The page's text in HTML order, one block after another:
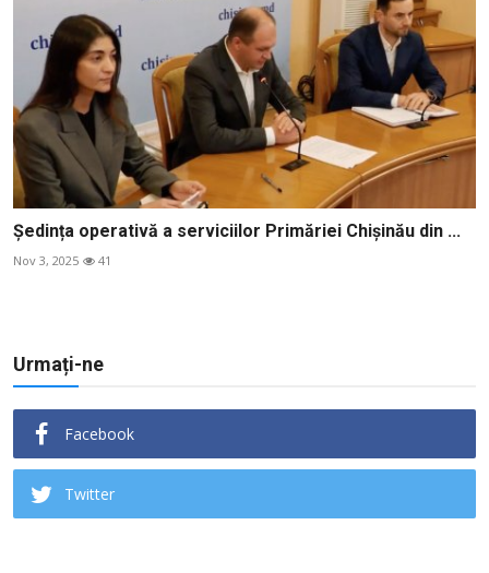
Ședința operativă a serviciilor Primăriei Chișinău din ...
Nov 3, 2025 41
Urmați-ne
Facebook
Twitter